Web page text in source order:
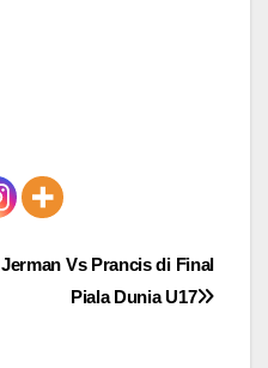
Jerman Vs Prancis di Final
Piala Dunia U17